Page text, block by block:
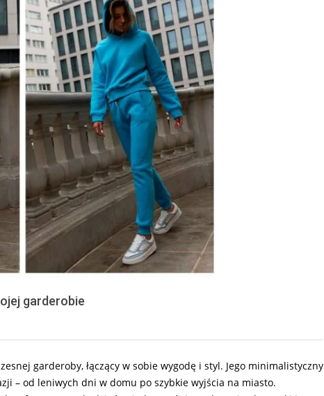
garderobie
garderoby, łączący w sobie wygodę i styl. Jego minimalistyczny
– od leniwych dni w domu po szybkie wyjścia na miasto.